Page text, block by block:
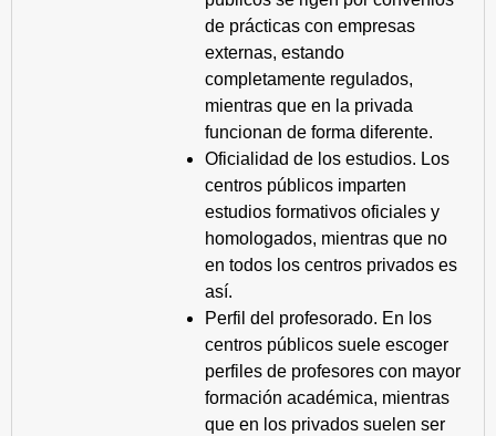
de prácticas con empresas
externas, estando
completamente regulados,
mientras que en la privada
funcionan de forma diferente.
Oficialidad de los estudios. Los
centros públicos imparten
estudios formativos oficiales y
homologados, mientras que no
en todos los centros privados es
así.
Perfil del profesorado. En los
centros públicos suele escoger
perfiles de profesores con mayor
formación académica, mientras
que en los privados suelen ser